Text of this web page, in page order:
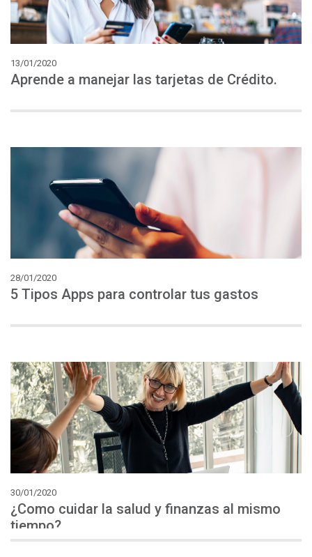
13/01/2020
Aprende a manejar las tarjetas de Crédito.
28/01/2020
5 Tipos Apps para controlar tus gastos
30/01/2020
¿Como cuidar la salud y finanzas al mismo
tiempo?